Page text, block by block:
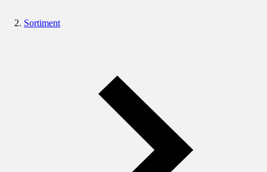
Sortiment